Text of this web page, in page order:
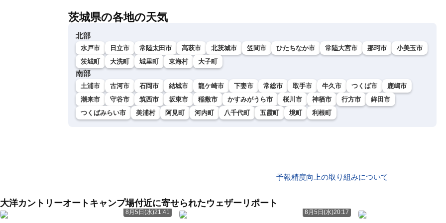
茨城県の各地の天気
北部
水戸市 日立市 常陸太田市 高萩市 北茨城市 笠間市 ひたちなか市 常陸大宮市 那珂市
小美玉市
茨城町
大洗町 城里町 東海村 大子町
南部
土浦市 古河市 石岡市 結城市 龍ケ崎市 下妻市 常総市 取手市 牛久市 つくば市
鹿嶋市
潮来市
守谷市 筑西市 坂東市 稲敷市 かすみがうら市 桜川市 神栖市 行方市
鉾田市
つくばみらい市
美浦村 阿見町 河内町 八千代町 五霞町 境町 利根町
予報精度向上の取り組みについて
大洋カントリーオートキャンプ場付近に寄せられたウェザーリポート
8月5日(水)21:41 8月5日(水)20:17